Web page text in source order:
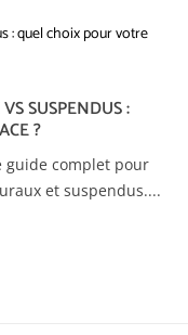
SUSPENDUS :
?
guide complet pour
et suspendus....